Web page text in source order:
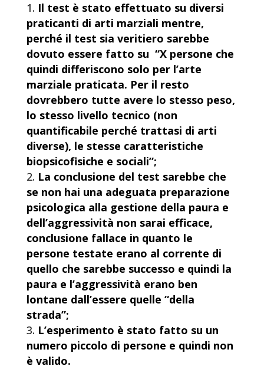
Il test è stato effettuato su diversi
praticanti di arti marziali mentre,
perché il test sia veritiero sarebbe
dovuto essere fatto su “X persone che
quindi differiscono solo per l’arte
marziale praticata. Per il resto
dovrebbero tutte avere lo stesso peso,
lo stesso livello tecnico (non
quantificabile perché trattasi di arti
diverse), le stesse caratteristiche
biopsicofisiche e sociali”;
La conclusione del test sarebbe che
se non hai una adeguata preparazione
psicologica alla gestione della paura e
dell’aggressività non sarai efficace,
conclusione fallace in quanto le
persone testate erano al corrente di
quello che sarebbe successo e quindi la
paura e l’aggressività erano ben
lontane dall’essere quelle “della
strada”;
L’esperimento è stato fatto su un
numero piccolo di persone e quindi non
è valido.